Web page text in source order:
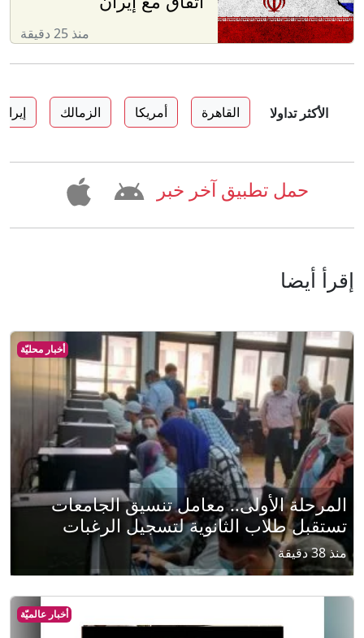
منذ 25 دقيقة
الأكثر تداولا القاهرة أمريكا الزمالك إيران
حمل تطبيق آخر خبر
إقرأ أيضا
أخبار محليّة
المرحلة الأولى.. معامل تنسيق الجامعات
تستقبل طلاب الثانوية لتسجيل الرغبات
منذ 38 دقيقة
أخبار عالميّة